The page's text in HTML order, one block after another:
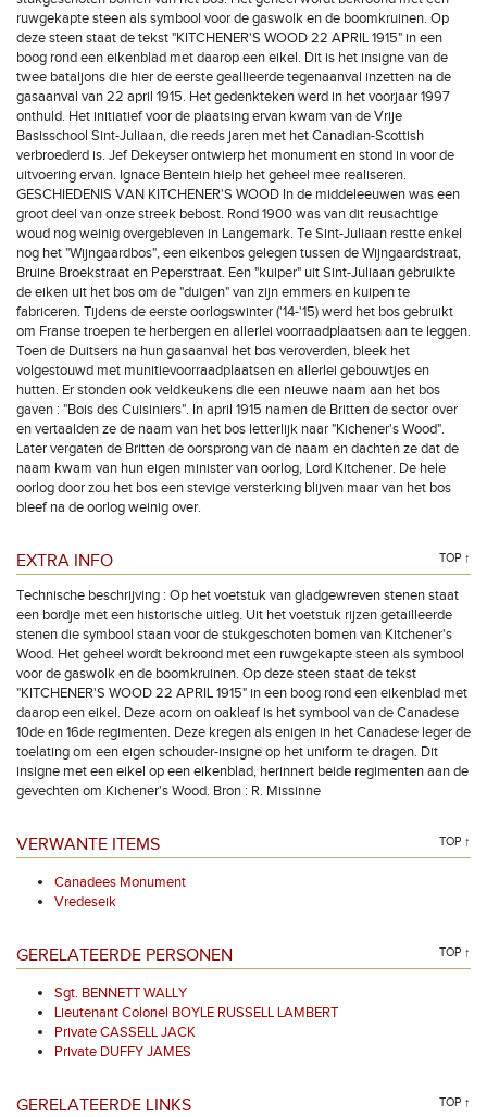
ruwgekapte steen als symbool voor de gaswolk en de boomkruinen. Op
deze steen staat de tekst "KITCHENER'S WOOD 22 APRIL 1915" in een
boog rond een eikenblad met daarop een eikel. Dit is het insigne van de
twee bataljons die hier de eerste geallieerde tegenaanval inzetten na de
gasaanval van 22 april 1915. Het gedenkteken werd in het voorjaar 1997
onthuld. Het initiatief voor de plaatsing ervan kwam van de Vrije
Basisschool Sint-Juliaan, die reeds jaren met het Canadian-Scottish
verbroederd is. Jef Dekeyser ontwierp het monument en stond in voor de
uitvoering ervan. Ignace Bentein hielp het geheel mee realiseren.
GESCHIEDENIS VAN KITCHENER'S WOOD In de middeleeuwen was een
groot deel van onze streek bebost. Rond 1900 was van dit reusachtige
woud nog weinig overgebleven in Langemark. Te Sint-Juliaan restte enkel
nog het "Wijngaardbos", een eikenbos gelegen tussen de Wijngaardstraat,
Bruine Broekstraat en Peperstraat. Een "kuiper" uit Sint-Juliaan gebruikte
de eiken uit het bos om de "duigen" van zijn emmers en kuipen te
fabriceren. Tijdens de eerste oorlogswinter ('14-'15) werd het bos gebruikt
om Franse troepen te herbergen en allerlei voorraadplaatsen aan te leggen.
Toen de Duitsers na hun gasaanval het bos veroverden, bleek het
volgestouwd met munitievoorraadplaatsen en allerlei gebouwtjes en
hutten. Er stonden ook veldkeukens die een nieuwe naam aan het bos
gaven : "Bois des Cuisiniers". In april 1915 namen de Britten de sector over
en vertaalden ze de naam van het bos letterlijk naar "Kichener's Wood".
Later vergaten de Britten de oorsprong van de naam en dachten ze dat de
naam kwam van hun eigen minister van oorlog, Lord Kitchener. De hele
oorlog door zou het bos een stevige versterking blijven maar van het bos
bleef na de oorlog weinig over.
EXTRA INFO TOP ↑
Technische beschrijving : Op het voetstuk van gladgewreven stenen staat
een bordje met een historische uitleg. Uit het voetstuk rijzen getailleerde
stenen die symbool staan voor de stukgeschoten bomen van Kitchener's
Wood. Het geheel wordt bekroond met een ruwgekapte steen als symbool
voor de gaswolk en de boomkruinen. Op deze steen staat de tekst
"KITCHENER'S WOOD 22 APRIL 1915" in een boog rond een eikenblad met
daarop een eikel. Deze acorn on oakleaf is het symbool van de Canadese
10de en 16de regimenten. Deze kregen als enigen in het Canadese leger de
toelating om een eigen schouder-insigne op het uniform te dragen. Dit
insigne met een eikel op een eikenblad, herinnert beide regimenten aan de
gevechten om Kichener's Wood. Bron : R. Missinne
VERWANTE ITEMS TOP ↑
Canadees Monument
Vredeseik
GERELATEERDE PERSONEN TOP ↑
Sgt. BENNETT WALLY
Lieutenant Colonel BOYLE RUSSELL LAMBERT
Private CASSELL JACK
Private DUFFY JAMES
GERELATEERDE LINKS TOP ↑